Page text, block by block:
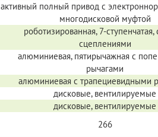
активный полный привод с
многодисковой муфтой
роботизированная, 7-ступенчатая,
сцеплениями
алюминиевая, пятирычажная с
рычагами
алюминиевая с трапециевидными
дисковые, вентилируемые
дисковые, вентилируемые
266